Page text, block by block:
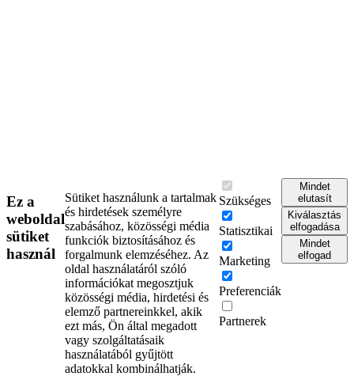
Ez a
weboldal
sütiket
használ
Sütiket használunk a tartalmak
és hirdetések személyre
szabásához, közösségi média
funkciók biztosításához és
forgalmunk elemzéséhez. Az
oldal használatáról szóló
információkat megosztjuk
közösségi média, hirdetési és
elemző partnereinkkel, akik
ezt más, Ön által megadott
vagy szolgáltatásaik
használatából gyűjtött
adatokkal kombinálhatják.
Szükséges
Statisztikai
Marketing
Preferenciák
Partnerek
Mindet
elutasít
Kiválasztás
elfogadása
Mindet
elfogad